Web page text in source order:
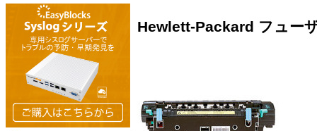
Hewlett-Packard フュー